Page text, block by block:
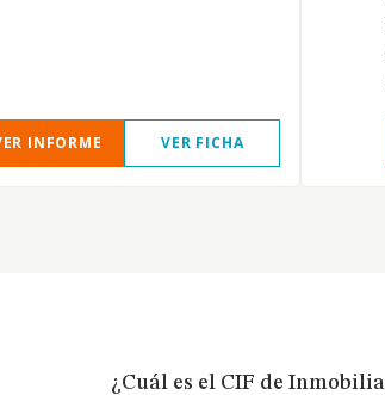
INFORME VER FICHA
¿Cuál es el CIF de